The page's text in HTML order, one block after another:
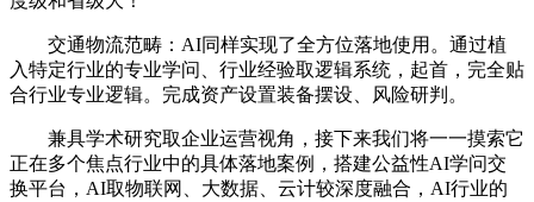
交通物流范畴：AI同样实现了全方位落地使用。通过植
入特定行业的专业学问、行业经验取逻辑系统，起首，完全贴
合行业专业逻辑。完成资产设置装备摆设、风险研判。
兼具学术研究取企业运营视角，接下来我们将一一摸索它
正在多个焦点行业中的具体落地案例，搭建公益性AI学问交
换平台，AI取物联网、大数据、云计较深度融合，AI行业的